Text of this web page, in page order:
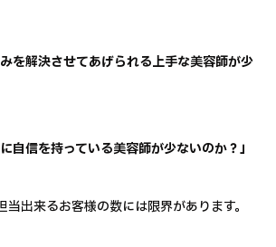
を解決させてあげられる上手な美容師が少
自信を持っている美容師が少ないのか？」
出来るお客様の数には限界があります。